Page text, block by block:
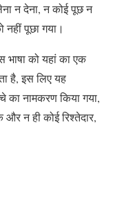
न देना, न कोई पूछ न
पूछा गया।
भाषा को यहां का एक
है, इस लिए यह
का नामकरण किया गया,
न ही कोई रिश्तेदार,